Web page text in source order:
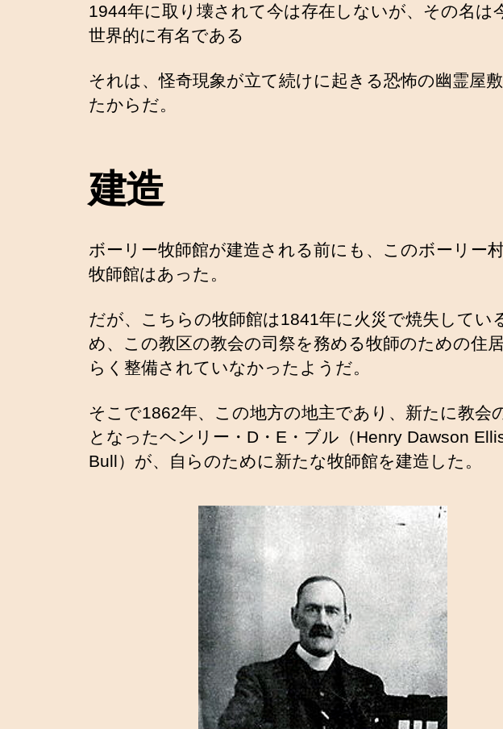
1944年に取り壊されて今は存在しないが、その名は
世界的に有名である
それは、怪奇現象が立て続けに起きる恐怖の幽霊屋
たからだ。
建造
ボーリー牧師館が建造される前にも、このボーリー
牧師館はあった。
だが、こちらの牧師館は1841年に火災で焼失してい
め、この教区の教会の司祭を務める牧師のための住
らく整備されていなかったようだ。
そこで1862年、この地方の地主であり、新たに教会
となったヘンリー・D・E・ブル（Henry Dawson
Bull）が、自らのために新たな牧師館を建造した。